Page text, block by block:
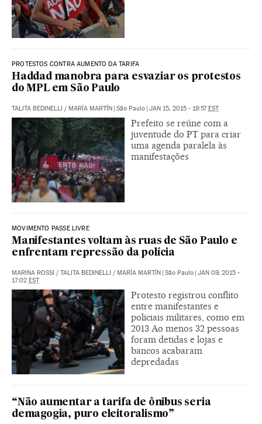
PROTESTOS CONTRA AUMENTO DA TARIFA
Haddad manobra para esvaziar os protestos
do MPL em São Paulo
TALITA BEDINELLI / MARÍA MARTÍN | São Paulo | JAN 15, 2015 - 19:57EST
Prefeito se reúne com a
juventude do PT para criar
uma agenda paralela às
manifestações
MOVIMENTO PASSE LIVRE
Manifestantes voltam às ruas de São Paulo e
enfrentam repressão da polícia
MARINA ROSSI / TALITA BEDINELLI / MARÍA MARTÍN | São Paulo | JAN 09, 2015 -
17:02 EST
Protesto registrou conflito
entre manifestantes e
policiais militares, como em
2013 Ao menos 32 pessoas
foram detidas e lojas e
bancos acabaram
depredadas
“Não aumentar a tarifa de ônibus seria
demagogia, puro eleitoralismo”